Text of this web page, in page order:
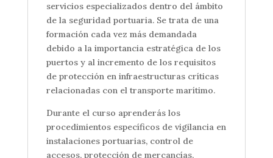
servicios especializados dentro del ámbito
de la seguridad portuaria. Se trata de una
formación cada vez más demandada
debido a la importancia estratégica de los
puertos y al incremento de los requisitos
de protección en infraestructuras críticas
relacionadas con el transporte marítimo.
Durante el curso aprenderás los
procedimientos específicos de vigilancia en
instalaciones portuarias, control de
accesos, protección de mercancías,